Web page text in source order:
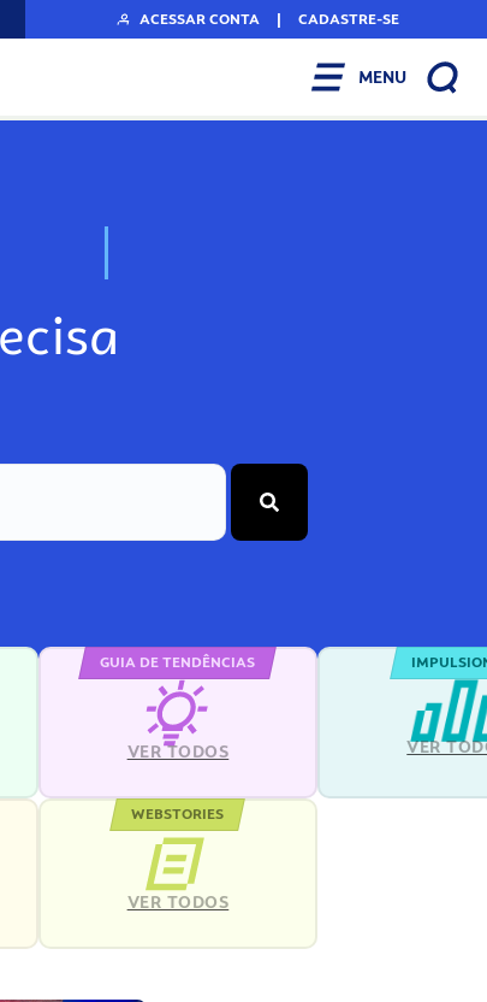
ACESSAR CONTA | CADASTRE-SE
MENU
N
GUIA DE TENDÊNCIAS
VER TODOS VER
WEBSTORIES
VER TODOS